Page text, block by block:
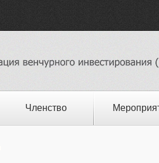
Членство